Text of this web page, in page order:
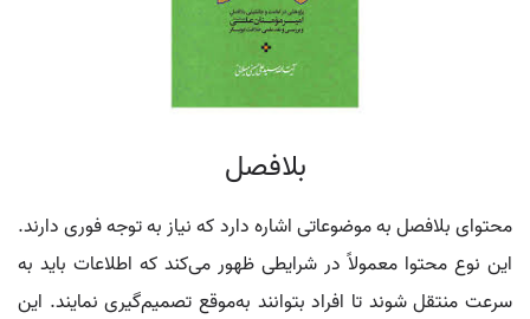
بلافصل
محتوای بلافصل به موضوعاتی اشاره دارد که نیاز به توجه فوری دارند.
این نوع محتوا معمولاً در شرایطی ظهور می‌کند که اطلاعات باید به
سرعت منتقل شوند تا افراد بتوانند به‌موقع تصمیم‌گیری نمایند. این